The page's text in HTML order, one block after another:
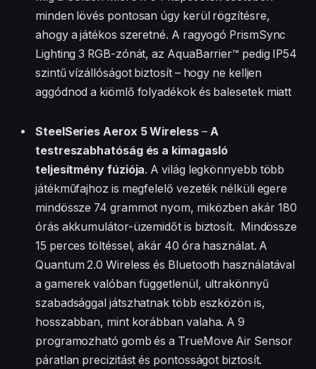
minden lövés pontosan úgy kerül rögzítésre,
ahogy a játékos szeretné. A ragyogó PrismSync
Lighting 3 RGB-zónát, az AquaBarrier™ pedig IP54
szintű vízállóságot biztosít – hogy ne kelljen
aggódnod a kiömlő folyadékok és balesetek miatt
SteelSeries Aerox 5 Wireless– A
testreszabhatóság és a kimagasló
teljesítmény fúziója. A világ legkönnyebb több
játékműfajhoz is megfelelő vezeték nélküli egere
mindössze 74 grammot nyom, miközben akár 180
órás akkumulátor-üzemidőt is biztosít. Mindössze
15 perces töltéssel, akár 40 óra használat. A
Quantum 2.0 Wireless és Bluetooth használatával
a gamerek valóban függetlenül, ultrakönnyű
szabadsággal játszhatnak több eszközön is,
hosszabban, mint korábban valaha. A 9
programozható gomb és a TrueMove Air Sensor
páratlan precizitást és pontosságot biztosít.